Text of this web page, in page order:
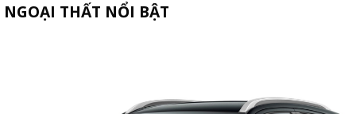
NGOẠI THẤT NỔI BẬT